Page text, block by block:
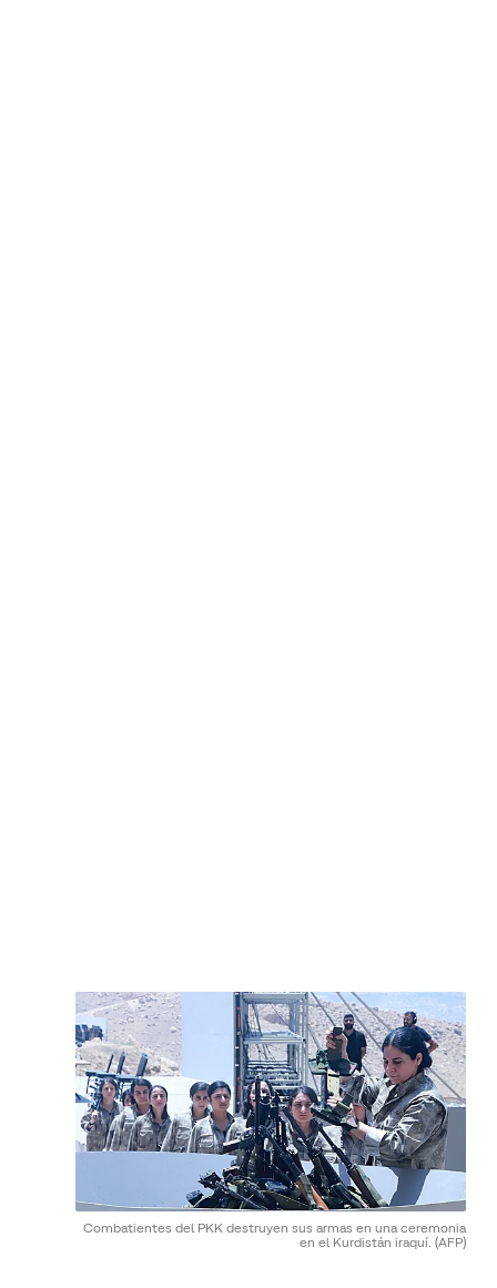
Combatientes del PKK destruyen sus armas en una ceremonia
en el Kurdistán iraquí. (AFP)